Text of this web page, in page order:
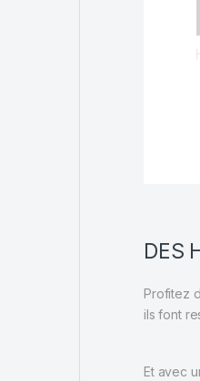
DES
Profitez
ils font
Et avec